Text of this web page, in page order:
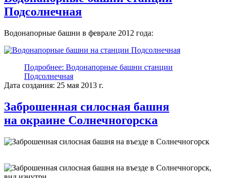
Подсолнечная
Водонапорные башни в феврале 2012 года:
Подробнее: Водонапорные башни станции
Подсолнечная
Дата создания: 25 мая 2013 г.
Заброшенная силосная башня
на окраине Солнечногорска